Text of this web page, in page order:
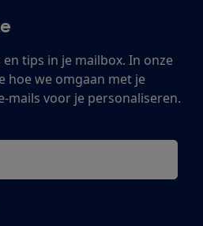
tips in je mailbox. In onze
hoe we omgaan met je
mails voor je personaliseren.